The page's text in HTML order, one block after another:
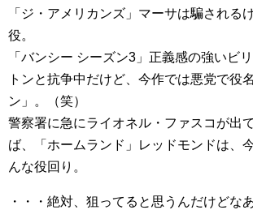
「ジ・アメリカンズ」マーサは騙される
役。
「バンシー シーズン3」正義感の強いビ
トンと抗争中だけど、今作では悪党で役
ン」。（笑）
警察署に急にライオネル・ファスコが出
ば、「ホームランド」レッドモンドは、
んな役回り。
・・・絶対、狙ってると思うんだけどなあ